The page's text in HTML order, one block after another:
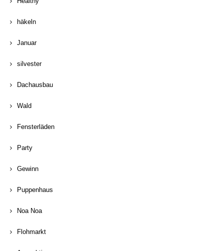
häkeln
Januar
silvester
Dachausbau
Wald
Fensterläden
Party
Gewinn
Puppenhaus
Noa Noa
Flohmarkt